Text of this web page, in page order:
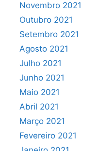
Novembro 2021
Outubro 2021
Setembro 2021
Agosto 2021
Julho 2021
Junho 2021
Maio 2021
Abril 2021
Março 2021
Fevereiro 2021